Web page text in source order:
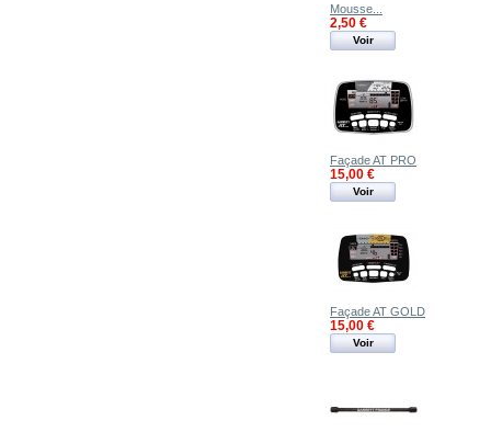
Mousse...
2,50 €
Voir
Façade AT PRO
15,00 €
Voir
Façade AT GOLD
15,00 €
Voir